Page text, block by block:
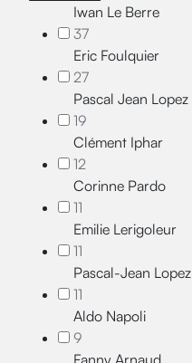
Iwan Le Berre
37
Eric Foulquier
27
Pascal Jean Lopez
19
Clément Iphar
12
Corinne Pardo
11
Emilie Lerigoleur
11
Pascal-Jean Lopez
11
Aldo Napoli
9